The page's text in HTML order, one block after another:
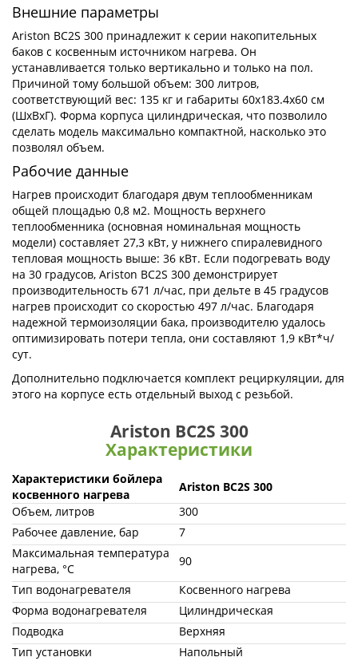
Внешние параметры
Ariston BС2S 300 принадлежит к серии накопительных
баков с косвенным источником нагрева. Он
устанавливается только вертикально и только на пол.
Причиной тому большой объем: 300 литров,
соответствующий вес: 135 кг и габариты 60х183.4х60 см
(ШхВхГ). Форма корпуса цилиндрическая, что позволило
сделать модель максимально компактной, насколько это
позволял объем.
Рабочие данные
Нагрев происходит благодаря двум теплообменникам
общей площадью 0,8 м2. Мощность верхнего
теплообменника (основная номинальная мощность
модели) составляет 27,3 кВт, у нижнего спиралевидного
тепловая мощность выше: 36 кВт. Если подогревать воду
на 30 градусов, Ariston BС2S 300 демонстрирует
производительность 671 л/час, при дельте в 45 градусов
нагрев происходит со скоростью 497 л/час. Благодаря
надежной термоизоляции бака, производителю удалось
оптимизировать потери тепла, они составляют 1,9 кВт*ч/
сут.
Дополнительно подключается комплект рециркуляции, для
этого на корпусе есть отдельный выход с резьбой.
Ariston BC2S 300
Характеристики
Характеристики бойлера
косвенного нагрева
Ariston BC2S 300
Объем, литров
300
Рабочее давление, бар
7
Максимальная температура
нагрева, °С
90
Тип водонагревателя
Косвенного нагрева
Форма водонагревателя
Цилиндрическая
Подводка
Верхняя
Тип установки
Напольный